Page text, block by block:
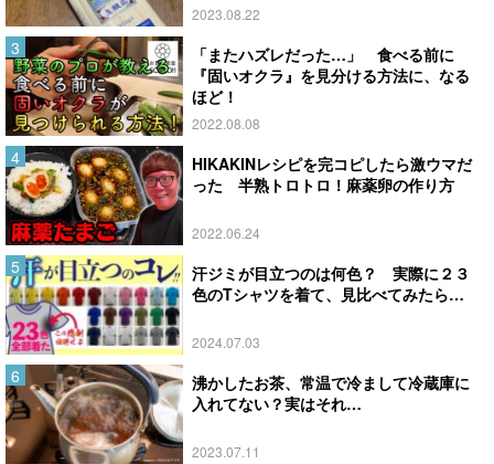
2023.08.22
「またハズレだった…」 食べる前に
『固いオクラ』を見分ける方法に、なる
ほど！
2022.08.08
HIKAKINレシピを完コピしたら激ウマだ
った 半熟トロトロ！麻薬卵の作り方
2022.06.24
汗ジミが目立つのは何色？ 実際に２３
色のTシャツを着て、見比べてみたら…
2024.07.03
沸かしたお茶、常温で冷まして冷蔵庫に
入れてない？実はそれ…
2023.07.11